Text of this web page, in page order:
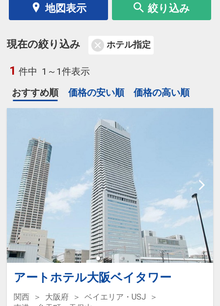
地図表示 絞り込み
現在の絞り込み ホテル指定
1 件中 1～1件表示
おすすめ順
価格の安い順 価格の高い順
アートホテル大阪ベイタワー
関西 大阪府
ベイエリア・USJ